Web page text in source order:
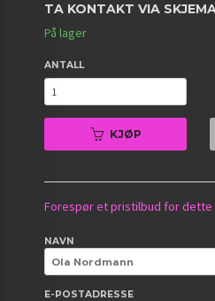
TA KONTAKT VIA
På lager
ANTALL
KJØP
Forespør et pristilbud for
NAVN
E-POSTADRESSE